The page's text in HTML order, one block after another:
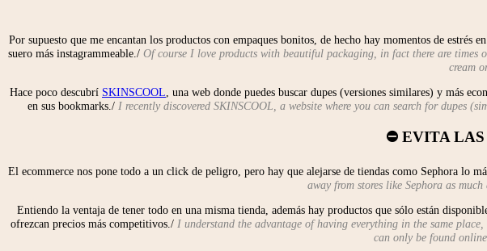
Por supuesto que me encantan los productos con empaques bonitos, de hecho hay momentos de
suero más instagrammeable./ Of course I love products with beautiful packaging, in fact there are times
cream
Hace poco descubrí SKINSCOOL , una web donde puedes buscar dupes (versiones similares) y más
en sus bookmarks./ I recently discovered SKINSCOOL, a website where you can search for dupes
⛔️ EVITA
El ecommerce nos pone todo a un click de peligro, pero hay que alejarse de tiendas como Sephora lo
away from stores like Sephora as
Entiendo la ventaja de tener todo en una misma tienda, además hay productos que sólo están
ofrezcan precios más competitivos./ I understand the advantage of having everything in the same
can only be found